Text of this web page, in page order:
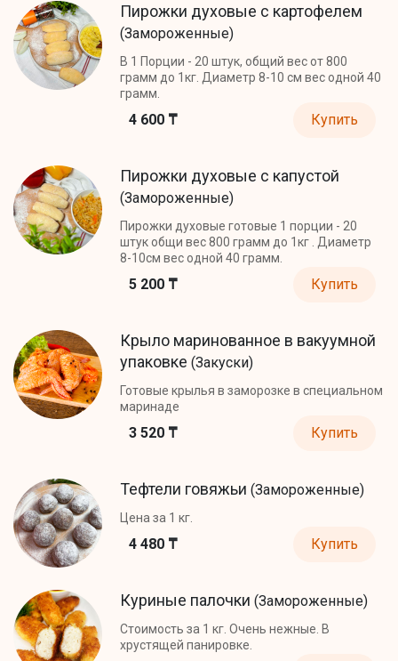
Пирожки духовые с картофелем
(Замороженные)
В 1 Порции - 20 штук, общий вес от 800
грамм до 1кг. Диаметр 8-10 см вес одной 40
грамм.
4 600 ₸ Купить
Пирожки духовые с капустой
(Замороженные)
Пирожки духовые готовые 1 порции - 20
штук общи вес 800 грамм до 1кг . Диаметр
8-10см вес одной 40 грамм.
5 200 ₸ Купить
Крыло маринованное в вакуумной
упаковке (Закуски)
Готовые крылья в заморозке в специальном
маринаде
3 520 ₸ Купить
Тефтели говяжьи (Замороженные)
Цена за 1 кг.
4 480 ₸ Купить
Куриные палочки (Замороженные)
Стоимость за 1 кг. Очень нежные. В
хрустящей панировке.